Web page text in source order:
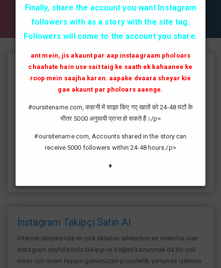
✔✔✔ AKTİF TAKİPCİ SATIN AL ✔✔✔
Instagram Takipçi Hilesi
instagram'da artık yüksek takipçi kasmak eskisi kadar zor değil
fenomen yolunda ilerlemesi daha da kolaylaşmıştır.instagram
fenomeni ne gibi fayda sağlar?öncelikle bir çok kişi meslek
kredilerden her gün yararlanıp sayfanızı yüksek seviyelere
İnstagram Takipçi Satın Al
İnternet dünyasında en çok tıklanan sitelerden en önemlisi olan
instagram sayfalarında takipçi ve beğeni kazanmak da bir çok
insan için önem taşıyor günümüzün popülerlik yarışında izlenme
Finally, share the account you want Instagram
followers with as a story with the site tag.
Followers will come to the account you share.
ant mein, jis akaunt par aap instaagraam pholoars
chaahate hain use sait taig ke saath ek kahaanee ke
roop mein saajha karen. aapake dvaara sheyar kie
gae akaunt par pholoars aaenge.
#oursitename.com, कहानी में साझा किए गए खातों को 24-48 घंटों के
भीतर 5000 अनुयायी प्राप्त हो सकते हैं।/p>
#oursitename.com, Accounts shared in the story can
receive 5000 followers within 24-48 hours./p>
♦